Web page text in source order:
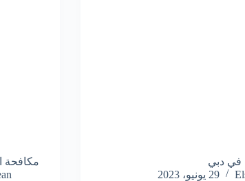
في دبي
29 يونيو، 2023
مكافحة